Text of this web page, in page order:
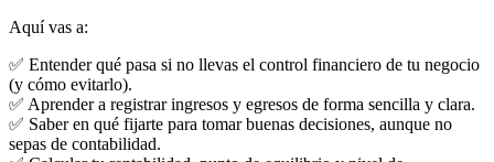
Aquí vas a:
✅ Entender qué pasa si no llevas el control financiero de tu negocio
(y cómo evitarlo).
✅ Aprender a registrar ingresos y egresos de forma sencilla y clara.
✅ Saber en qué fijarte para tomar buenas decisiones, aunque no
sepas de contabilidad.